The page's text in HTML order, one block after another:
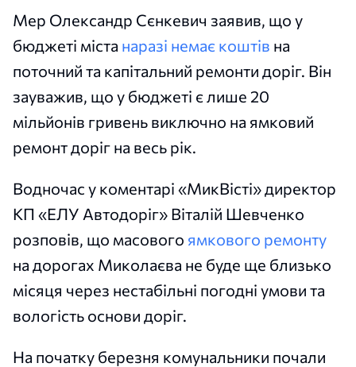
Мер Олександр Сєнкевич заявив, що у
бюджеті міста наразі немає коштів на
поточний та капітальний ремонти доріг. Він
зауважив, що у бюджеті є лише 20
мільйонів гривень виключно на ямковий
ремонт доріг на весь рік.
Водночас у коментарі «МикВісті» директор
КП «ЕЛУ Автодоріг» Віталій Шевченко
розповів, що масового ямкового ремонту
на дорогах Миколаєва не буде ще близько
місяця через нестабільні погодні умови та
вологість основи доріг.
На початку березня комунальники почали